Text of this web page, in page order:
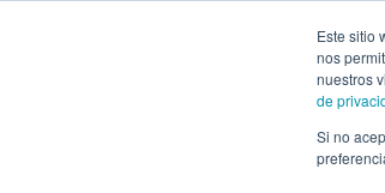
Este sitio
nos
nuestros
de
Si no
mesa-invitados-enlace-decoracion-